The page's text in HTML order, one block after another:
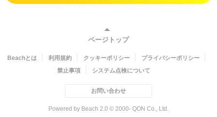
ページトップ
Beachとは 利用規約 クッキーポリシー
プライバシーポリシー
禁止事項
システム点検について
お問い合わせ
Powered by Beach 2.0 © 2000- QON Co., Ltd.